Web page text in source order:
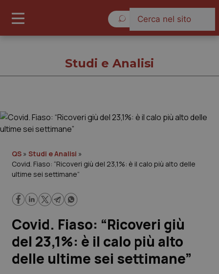
Governo e Parlamento
Regioni e Asl
Lavoro e Professioni
Scienza e Farmaci
Studi e Analisi
Studi e Analisi
QS » Studi e Analisi »
Covid. Fiaso: “Ricoveri giù del 23,1%: è il calo più alto delle
ultime sei settimane”
Covid. Fiaso: “Ricoveri giù
del 23,1%: è il calo più alto
delle ultime sei settimane”